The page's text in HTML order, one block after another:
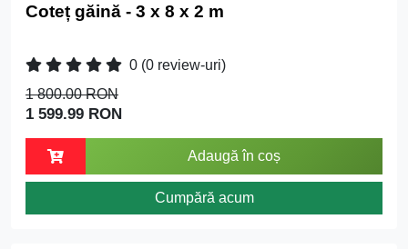
Coteț găină - 3 x 8 x 2 m
0 (0 review-uri)
1 800.00 RON
1 599.99 RON
Adaugă în coș
Cumpără acum